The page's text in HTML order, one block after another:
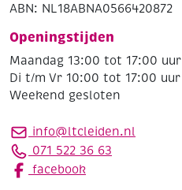
ABN: NL18ABNA0566420872
Openingstijden
Maandag 13:00 tot 17:00 uur
Di t/m Vr 10:00 tot 17:00 uur
Weekend gesloten
info@ltcleiden.nl
071 522 36 63
facebook